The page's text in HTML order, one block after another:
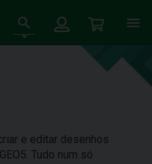
e editar desenhos
Tudo num só